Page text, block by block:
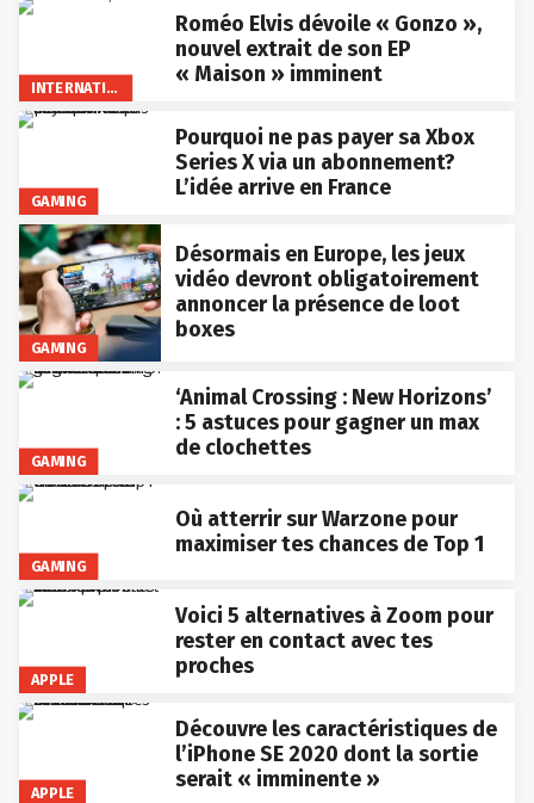
INTERNATIONAL
Roméo Elvis dévoile « Gonzo »,
nouvel extrait de son EP
« Maison » imminent
GAMING
Pourquoi ne pas payer sa Xbox
Series X via un abonnement?
L’idée arrive en France
GAMING
Désormais en Europe, les jeux
vidéo devront obligatoirement
annoncer la présence de loot
boxes
GAMING
‘Animal Crossing : New Horizons’
: 5 astuces pour gagner un max
de clochettes
GAMING
Où atterrir sur Warzone pour
maximiser tes chances de Top 1
APPLE
Voici 5 alternatives à Zoom pour
rester en contact avec tes
proches
APPLE
Découvre les caractéristiques de
l’iPhone SE 2020 dont la sortie
serait « imminente »